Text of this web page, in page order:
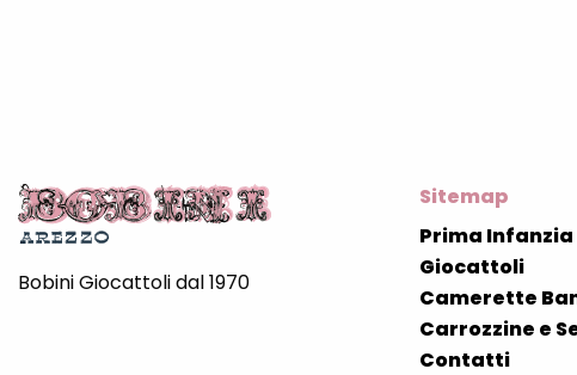
Bobini Giocattoli dal 1970
Sitemap
Prima Infanzia
Giocattoli
Camerette
Carrozzine e
Contatti